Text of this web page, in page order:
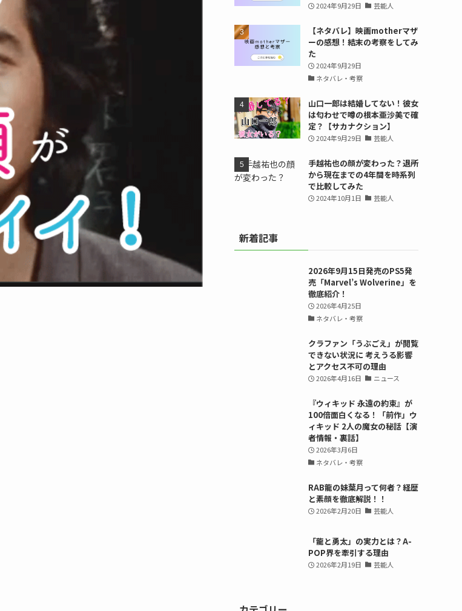
2024年9月29日 芸能人
【ネタバレ】映画motherマザ
ーの感想！結末の考察をしてみ
た
2024年9月29日
ネタバレ・考察
山口一郎は結婚してない！彼女
は匂わせで噂の根本亜沙美で確
定？【サカナクション】
2024年9月29日 芸能人
手越祐也の顔が変わった？退所
から現在までの4年間を時系列
で比較してみた
2024年10月1日 芸能人
新着記事
2026年9月15日発売のPS5発
売「Marvel’s Wolverine」を
徹底紹介！
2026年4月25日
ネタバレ・考察
クラファン「うぶごえ」が閲覧
できない状況に 考えうる影響
とアクセス不可の理由
2026年4月16日 ニュース
『ウィキッド 永遠の約束』が
100倍面白くなる！「前作」ウ
ィキッド 2人の魔女の秘話【演
者情報・裏話】
2026年3月6日
ネタバレ・考察
RAB龍の妹葉月って何者？経歴
と素顔を徹底解説！！
2026年2月20日 芸能人
「龍と勇太」の実力とは？A-
POP界を牽引する理由
2026年2月19日 芸能人